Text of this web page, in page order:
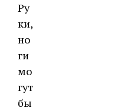
Ру
ки,
но
ги
мо
гут
бы